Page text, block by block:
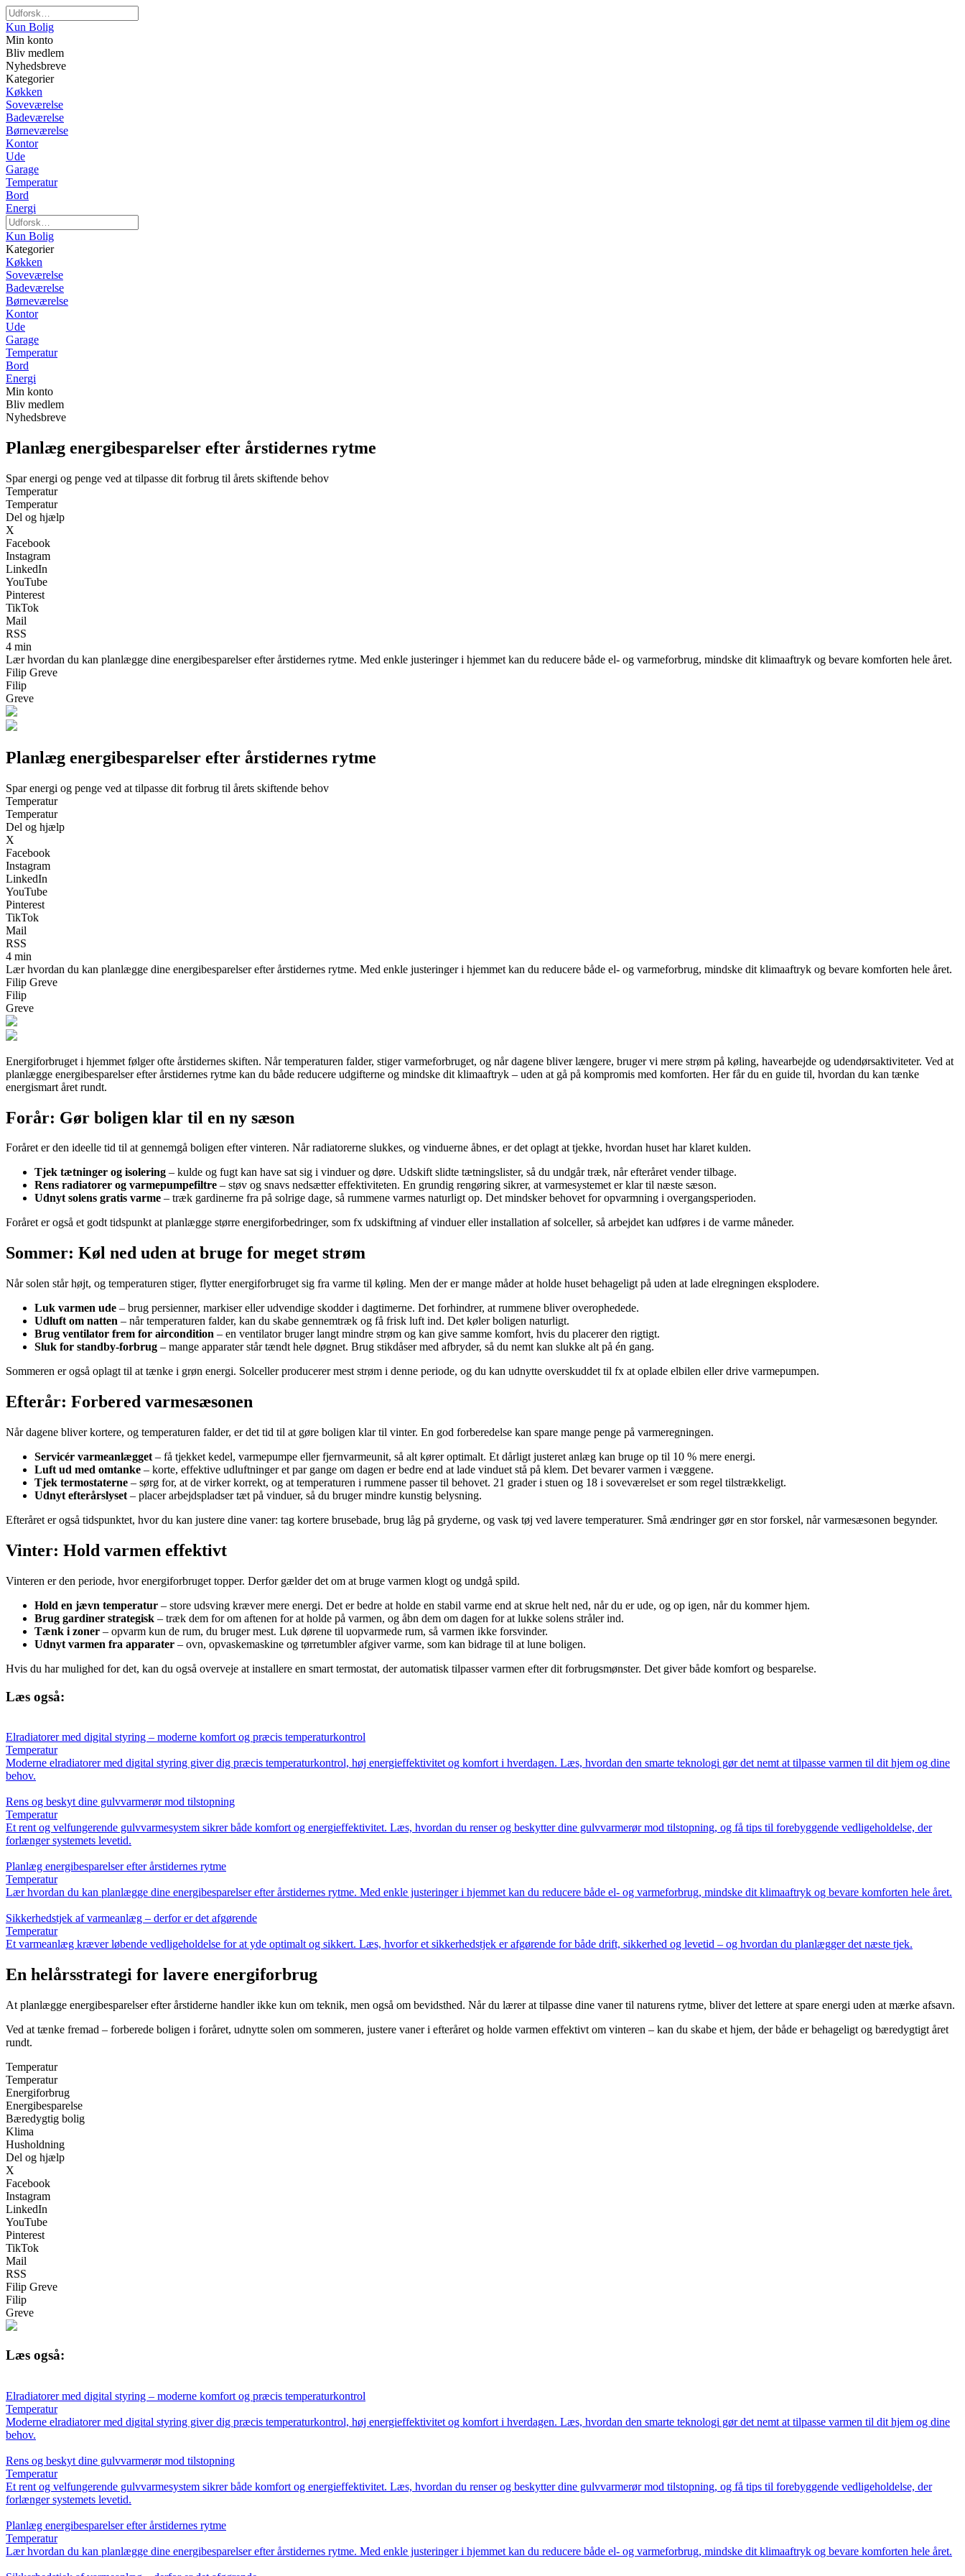
Kun Bolig
Min konto
Bliv medlem
Nyhedsbreve
Kategorier
Køkken
Soveværelse
Badeværelse
Børneværelse
Kontor
Ude
Garage
Temperatur
Bord
Energi
Kun Bolig
Kategorier
Køkken
Soveværelse
Badeværelse
Børneværelse
Kontor
Ude
Garage
Temperatur
Bord
Energi
Min konto
Bliv medlem
Nyhedsbreve
Planlæg energibesparelser efter årstidernes rytme
Spar energi og penge ved at tilpasse dit forbrug til årets skiftende behov
Temperatur
Temperatur
Del og hjælp
X
Facebook
Instagram
LinkedIn
YouTube
Pinterest
TikTok
Mail
RSS
4 min
Lær hvordan du kan planlægge dine energibesparelser efter årstidernes rytme. Med enkle justeringer i hjemmet kan du reducere både el- og varmeforbrug, mindske dit klimaaftryk og bevare komforten hele året.
Filip Greve
Filip
Greve
Planlæg energibesparelser efter årstidernes rytme
Spar energi og penge ved at tilpasse dit forbrug til årets skiftende behov
Temperatur
Temperatur
Del og hjælp
X
Facebook
Instagram
LinkedIn
YouTube
Pinterest
TikTok
Mail
RSS
4 min
Lær hvordan du kan planlægge dine energibesparelser efter årstidernes rytme. Med enkle justeringer i hjemmet kan du reducere både el- og varmeforbrug, mindske dit klimaaftryk og bevare komforten hele året.
Filip Greve
Filip
Greve
Energiforbruget i hjemmet følger ofte årstidernes skiften. Når temperaturen falder, stiger varmeforbruget, og når dagene bliver længere, bruger vi mere strøm på køling, havearbejde og udendørsaktiviteter. Ved at
planlægge energibesparelser efter årstidernes rytme kan du både reducere udgifterne og mindske dit klimaaftryk – uden at gå på kompromis med komforten. Her får du en guide til, hvordan du kan tænke
energismart året rundt.
Forår: Gør boligen klar til en ny sæson
Foråret er den ideelle tid til at gennemgå boligen efter vinteren. Når radiatorerne slukkes, og vinduerne åbnes, er det oplagt at tjekke, hvordan huset har klaret kulden.
Tjek tætninger og isolering – kulde og fugt kan have sat sig i vinduer og døre. Udskift slidte tætningslister, så du undgår træk, når efteråret vender tilbage.
Rens radiatorer og varmepumpefiltre – støv og snavs nedsætter effektiviteten. En grundig rengøring sikrer, at varmesystemet er klar til næste sæson.
Udnyt solens gratis varme – træk gardinerne fra på solrige dage, så rummene varmes naturligt op. Det mindsker behovet for opvarmning i overgangsperioden.
Foråret er også et godt tidspunkt at planlægge større energiforbedringer, som fx udskiftning af vinduer eller installation af solceller, så arbejdet kan udføres i de varme måneder.
Sommer: Køl ned uden at bruge for meget strøm
Når solen står højt, og temperaturen stiger, flytter energiforbruget sig fra varme til køling. Men der er mange måder at holde huset behageligt på uden at lade elregningen eksplodere.
Luk varmen ude – brug persienner, markiser eller udvendige skodder i dagtimerne. Det forhindrer, at rummene bliver overophedede.
Udluft om natten – når temperaturen falder, kan du skabe gennemtræk og få frisk luft ind. Det køler boligen naturligt.
Brug ventilator frem for aircondition – en ventilator bruger langt mindre strøm og kan give samme komfort, hvis du placerer den rigtigt.
Sluk for standby-forbrug – mange apparater står tændt hele døgnet. Brug stikdåser med afbryder, så du nemt kan slukke alt på én gang.
Sommeren er også oplagt til at tænke i grøn energi. Solceller producerer mest strøm i denne periode, og du kan udnytte overskuddet til fx at oplade elbilen eller drive varmepumpen.
Efterår: Forbered varmesæsonen
Når dagene bliver kortere, og temperaturen falder, er det tid til at gøre boligen klar til vinter. En god forberedelse kan spare mange penge på varmeregningen.
Servicér varmeanlægget – få tjekket kedel, varmepumpe eller fjernvarmeunit, så alt kører optimalt. Et dårligt justeret anlæg kan bruge op til 10 % mere energi.
Luft ud med omtanke – korte, effektive udluftninger et par gange om dagen er bedre end at lade vinduet stå på klem. Det bevarer varmen i væggene.
Tjek termostaterne – sørg for, at de virker korrekt, og at temperaturen i rummene passer til behovet. 21 grader i stuen og 18 i soveværelset er som regel tilstrækkeligt.
Udnyt efterårslyset – placer arbejdspladser tæt på vinduer, så du bruger mindre kunstig belysning.
Efteråret er også tidspunktet, hvor du kan justere dine vaner: tag kortere brusebade, brug låg på gryderne, og vask tøj ved lavere temperaturer. Små ændringer gør en stor forskel, når varmesæsonen begynder.
Vinter: Hold varmen effektivt
Vinteren er den periode, hvor energiforbruget topper. Derfor gælder det om at bruge varmen klogt og undgå spild.
Hold en jævn temperatur – store udsving kræver mere energi. Det er bedre at holde en stabil varme end at skrue helt ned, når du er ude, og op igen, når du kommer hjem.
Brug gardiner strategisk – træk dem for om aftenen for at holde på varmen, og åbn dem om dagen for at lukke solens stråler ind.
Tænk i zoner – opvarm kun de rum, du bruger mest. Luk dørene til uopvarmede rum, så varmen ikke forsvinder.
Udnyt varmen fra apparater – ovn, opvaskemaskine og tørretumbler afgiver varme, som kan bidrage til at lune boligen.
Hvis du har mulighed for det, kan du også overveje at installere en smart termostat, der automatisk tilpasser varmen efter dit forbrugsmønster. Det giver både komfort og besparelse.
Læs også:
Elradiatorer med digital styring – moderne komfort og præcis temperaturkontrol
Temperatur
Moderne elradiatorer med digital styring giver dig præcis temperaturkontrol, høj energieffektivitet og komfort i hverdagen. Læs, hvordan den smarte teknologi gør det nemt at tilpasse varmen til dit hjem og dine
behov.
Rens og beskyt dine gulvvarmerør mod tilstopning
Temperatur
Et rent og velfungerende gulvvarmesystem sikrer både komfort og energieffektivitet. Læs, hvordan du renser og beskytter dine gulvvarmerør mod tilstopning, og få tips til forebyggende vedligeholdelse, der
forlænger systemets levetid.
Planlæg energibesparelser efter årstidernes rytme
Temperatur
Lær hvordan du kan planlægge dine energibesparelser efter årstidernes rytme. Med enkle justeringer i hjemmet kan du reducere både el- og varmeforbrug, mindske dit klimaaftryk og bevare komforten hele året.
Sikkerhedstjek af varmeanlæg – derfor er det afgørende
Temperatur
Et varmeanlæg kræver løbende vedligeholdelse for at yde optimalt og sikkert. Læs, hvorfor et sikkerhedstjek er afgørende for både drift, sikkerhed og levetid – og hvordan du planlægger det næste tjek.
En helårsstrategi for lavere energiforbrug
At planlægge energibesparelser efter årstiderne handler ikke kun om teknik, men også om bevidsthed. Når du lærer at tilpasse dine vaner til naturens rytme, bliver det lettere at spare energi uden at mærke afsavn.
Ved at tænke fremad – forberede boligen i foråret, udnytte solen om sommeren, justere vaner i efteråret og holde varmen effektivt om vinteren – kan du skabe et hjem, der både er behageligt og bæredygtigt året
rundt.
Temperatur
Temperatur
Energiforbrug
Energibesparelse
Bæredygtig bolig
Klima
Husholdning
Del og hjælp
X
Facebook
Instagram
LinkedIn
YouTube
Pinterest
TikTok
Mail
RSS
Filip Greve
Filip
Greve
Læs også:
Elradiatorer med digital styring – moderne komfort og præcis temperaturkontrol
Temperatur
Moderne elradiatorer med digital styring giver dig præcis temperaturkontrol, høj energieffektivitet og komfort i hverdagen. Læs, hvordan den smarte teknologi gør det nemt at tilpasse varmen til dit hjem og dine
behov.
Rens og beskyt dine gulvvarmerør mod tilstopning
Temperatur
Et rent og velfungerende gulvvarmesystem sikrer både komfort og energieffektivitet. Læs, hvordan du renser og beskytter dine gulvvarmerør mod tilstopning, og få tips til forebyggende vedligeholdelse, der
forlænger systemets levetid.
Planlæg energibesparelser efter årstidernes rytme
Temperatur
Lær hvordan du kan planlægge dine energibesparelser efter årstidernes rytme. Med enkle justeringer i hjemmet kan du reducere både el- og varmeforbrug, mindske dit klimaaftryk og bevare komforten hele året.